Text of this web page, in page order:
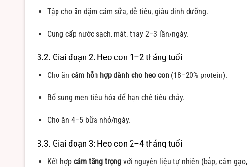
Tập cho ăn dặm cám sữa, dễ tiêu, giàu dinh dưỡng.
Cung cấp nước sạch, mát, thay 2–3 lần/ngày.
3.2. Giai đoạn 2: Heo con 1–2 tháng tuổi
Cho ăn cám hỗn hợp dành cho heo con(18–20% protein).
Bổ sung men tiêu hóa để hạn chế tiêu chảy.
Cho ăn 4–5 bữa nhỏ/ngày.
3.3. Giai đoạn 3: Heo con 2–4 tháng tuổi
Kết hợp cám tăng trọngvới nguyên liệu tự nhiên (bắp, cám